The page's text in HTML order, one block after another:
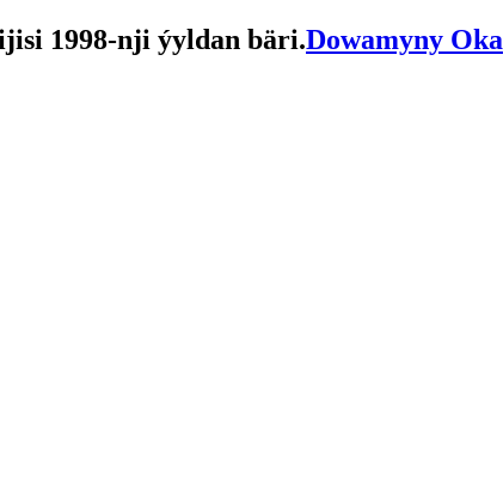
1998-nji ýyldan bäri.Dowamyny Oka